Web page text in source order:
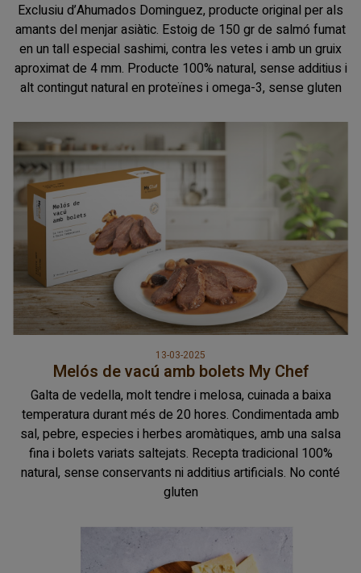
Exclusiu d’Ahumados Dominguez, producte original per als
amants del menjar asiàtic. Estoig de 150 gr de salmó fumat
en un tall especial sashimi, contra les vetes i amb un gruix
aproximat de 4 mm. Producte 100% natural, sense additius i
alt contingut natural en proteïnes i omega-3, sense gluten
13-03-2025
Melós de vacú amb bolets My Chef
Galta de vedella, molt tendre i melosa, cuinada a baixa
temperatura durant més de 20 hores. Condimentada amb
sal, pebre, especies i herbes aromàtiques, amb una salsa
fina i bolets variats saltejats. Recepta tradicional 100%
natural, sense conservants ni additius artificials. No conté
gluten